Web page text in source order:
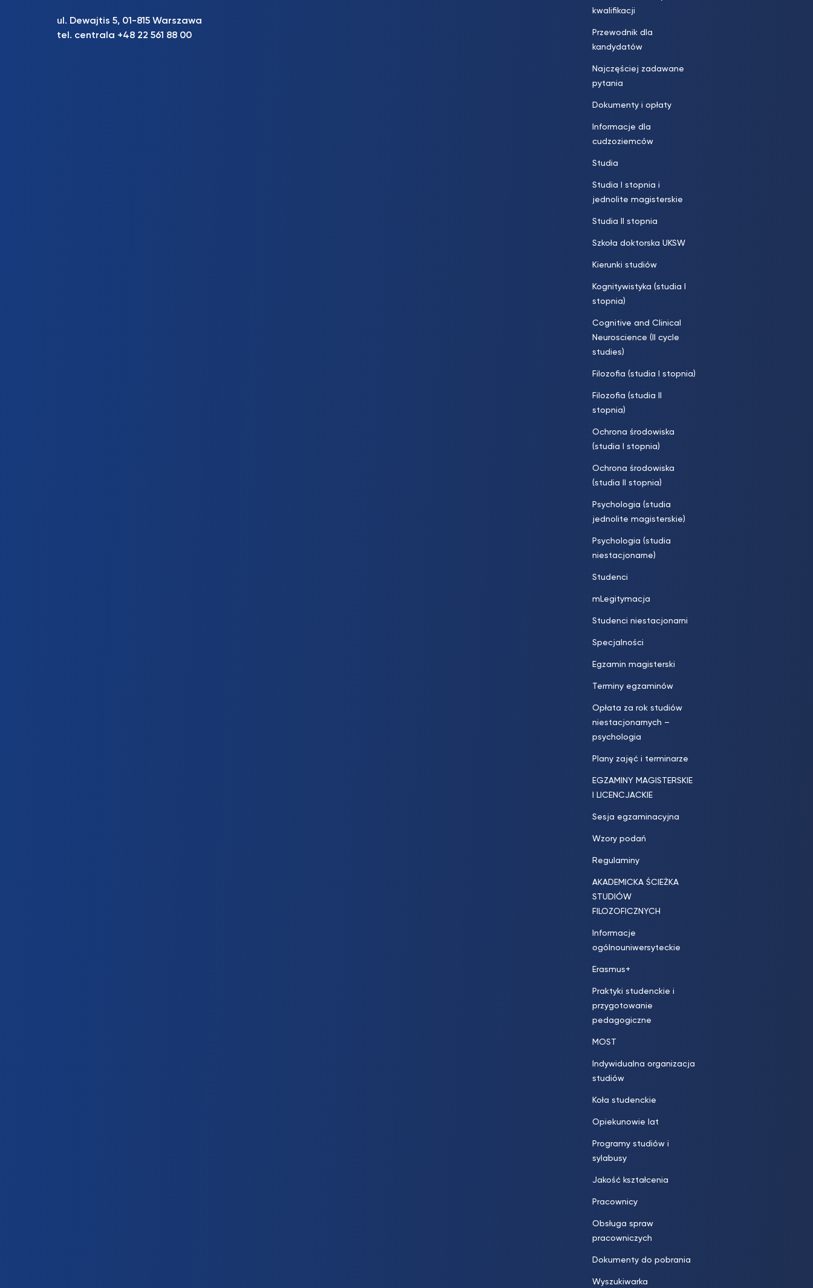
ul. Dewajtis 5, 01-815 Warszawa
tel. centrala +48 22 561 88 00
kwalifikacji
Przewodnik dla
kandydatów
Najczęściej zadawane
pytania
Dokumenty i opłaty
Informacje dla
cudzoziemców
Studia
Studia I stopnia i
jednolite magisterskie
Studia II stopnia
Szkoła doktorska UKSW
Kierunki studiów
Kognitywistyka (studia I
stopnia)
Cognitive and Clinical
Neuroscience (II cycle
studies)
Filozofia (studia I stopnia)
Filozofia (studia II
stopnia)
Ochrona środowiska
(studia I stopnia)
Ochrona środowiska
(studia II stopnia)
Psychologia (studia
jednolite magisterskie)
Psychologia (studia
niestacjonarne)
Studenci
mLegitymacja
Studenci niestacjonarni
Specjalności
Egzamin magisterski
Terminy egzaminów
Opłata za rok studiów
niestacjonarnych –
psychologia
Plany zajęć i terminarze
EGZAMINY MAGISTERSKIE
I LICENCJACKIE
Sesja egzaminacyjna
Wzory podań
Regulaminy
AKADEMICKA ŚCIEŻKA
STUDIÓW
FILOZOFICZNYCH
Informacje
ogólnouniwersyteckie
Erasmus+
Praktyki studenckie i
przygotowanie
pedagogiczne
MOST
Indywidualna organizacja
studiów
Koła studenckie
Opiekunowie lat
Programy studiów i
sylabusy
Jakość kształcenia
Pracownicy
Obsługa spraw
pracowniczych
Dokumenty do pobrania
Wyszukiwarka